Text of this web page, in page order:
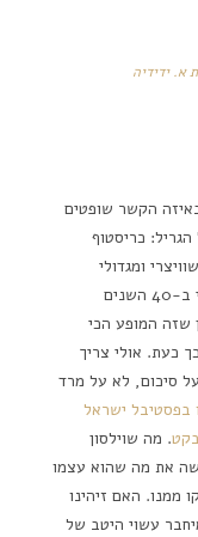
א. ידידיה
הקשר שופטים
כריסטוף
ומגדולי
היוצרים שפועלים בתחום התיאטרון המוזיקלי ב-40 השנים
שזה המופע הכי
כעת. אולי צריך
על סיכום, לא על מרד
בפסטיבל ישראל
. מה שוילסון
את מה שהוא עצמו
ממנו. האם זיהינו
עשוי היטב של